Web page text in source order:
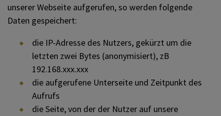
unserer Webseite aufgerufen, so werden folgende
Daten gespeichert:
die IP-Adresse des Nutzers, gekürzt um die
letzten zwei Bytes (anonymisiert), zB
192.168.xxx.xxx
die aufgerufene Unterseite und Zeitpunkt des
Aufrufs
die Seite, von der der Nutzer auf unsere